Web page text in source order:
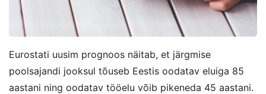
Eurostati uusim prognoos näitab, et järgmise
poolsajandi jooksul tõuseb Eestis oodatav eluiga 85
aastani ning oodatav tööelu võib pikeneda 45 aastani.